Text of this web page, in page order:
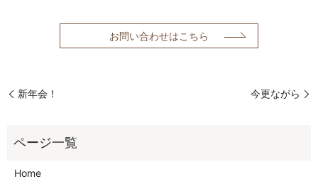
お問い合わせはこちら
新年会！ 今更ながら
Home